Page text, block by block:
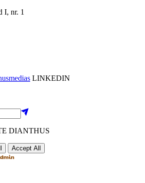
I, nr. 1
LINKEDIN
DIANTHUS
Accept All